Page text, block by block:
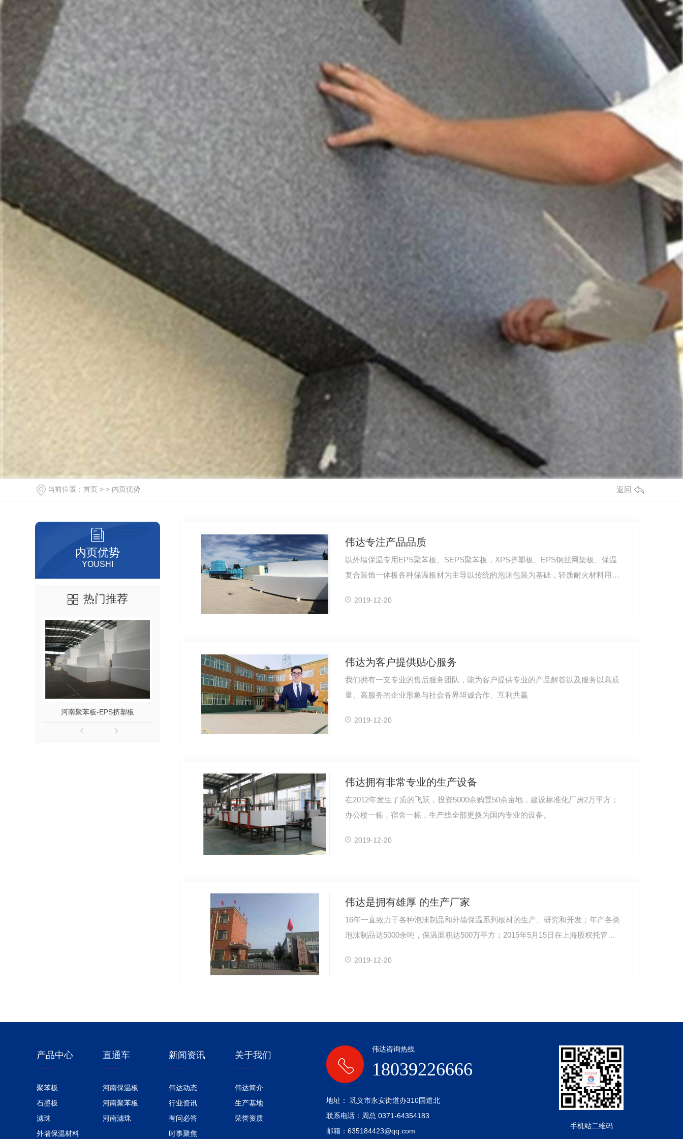
当前位置： 首页 > > 内页优势 返回
内页优势
YOUSHI
热门推荐
河南聚苯板-EPS挤塑板 河南SEPS石墨聚苯板
伟达专注产品品质
以外墙保温专用EPS聚苯板、SEPS聚苯板，XPS挤塑板、EPS钢丝网架板、保温
复合装饰一体板各种保温板材为主导以传统的泡沫包装为基础，轻质耐火材料用聚
2019-12-20
伟达为客户提供贴心服务
我们拥有一支专业的售后服务团队，能为客户提供专业的产品解答以及服务以高质
量、高服务的企业形象与社会各界坦诚合作、互利共赢
2019-12-20
伟达拥有非常专业的生产设备
在2012年发生了质的飞跃，投资5000余购置50余亩地，建设标准化厂房2万平方；
办公楼一栋，宿舍一栋，生产线全部更换为国内专业的设备。
2019-12-20
伟达是拥有雄厚 的生产厂家
16年一直致力于各种泡沫制品和外墙保温系列板材的生产、研究和开发；年产各类
泡沫制品达5000余吨，保温面积达500万平方；2015年5月15日在上海股权托管交
2019-12-20
产品中心
聚苯板
石墨板
滤珠
外墙保温材料
直通车
河南保温板
河南聚苯板
河南滤珠
新闻资讯
伟达动态
行业资讯
有问必答
时事聚焦
关于我们
伟达简介
生产基地
荣誉资质
伟达咨询热线
18039226666
地址： 巩义市永安街道办310国道北
联系电话：周总 0371-64354183
邮箱：635184423@qq.com
手机站二维码